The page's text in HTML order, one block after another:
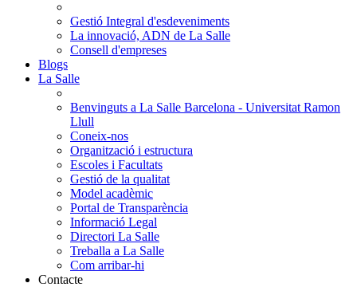
Gestió Integral d'esdeveniments
La innovació, ADN de La Salle
Consell d'empreses
Blogs
La Salle
Benvinguts a La Salle Barcelona - Universitat Ramon
Llull
Coneix-nos
Organització i estructura
Escoles i Facultats
Gestió de la qualitat
Model acadèmic
Portal de Transparència
Informació Legal
Directori La Salle
Treballa a La Salle
Com arribar-hi
Contacte